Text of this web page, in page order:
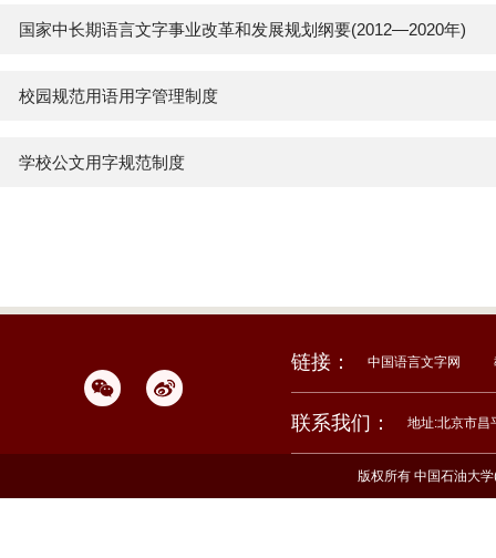
国家中长期语言文字事业改革和发展规划纲要(2012—2020年)
校园规范用语用字管理制度
学校公文用字规范制度
链接： 中国语言文字网
联系我们： 地址:北京市昌
版权所有 中国石油